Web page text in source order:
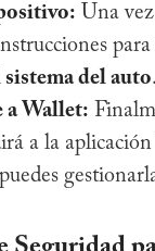
Una
para
del auto.
a Wallet:
a la